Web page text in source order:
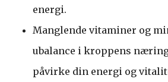
energi.
Manglende vitaminer og
ubalance i kroppens
påvirke din energi og